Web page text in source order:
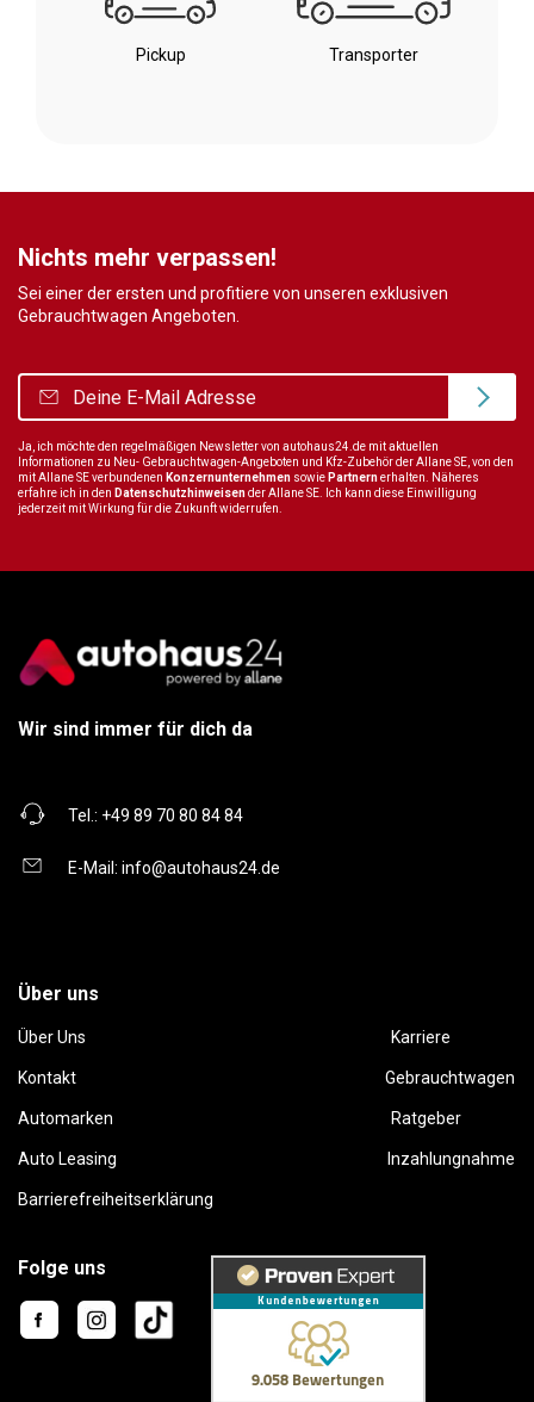
Pickup Transporter
Nichts mehr verpassen!
Sei einer der ersten und profitiere von unseren exklusiven
Gebrauchtwagen Angeboten.
Ja, ich möchte den regelmäßigen Newsletter von autohaus24.de mit aktuellen
Informationen zu Neu- Gebrauchtwagen-Angeboten und Kfz-Zubehör der Allane SE, von den
mit Allane SE verbundenen Konzernunternehmen sowie Partnernerhalten. Näheres
erfahre ich in den Datenschutzhinweisender Allane SE. Ich kann diese Einwilligung
jederzeit mit Wirkung für die Zukunft widerrufen.
Wir sind immer für dich da
Tel.: +49 89 70 80 84 84
E-Mail: info@autohaus24.de
Über uns
Über Uns Karriere
Kontakt Gebrauchtwagen
Automarken Ratgeber
Auto Leasing Inzahlungnahme
Barrierefreiheitserklärung
Folge uns